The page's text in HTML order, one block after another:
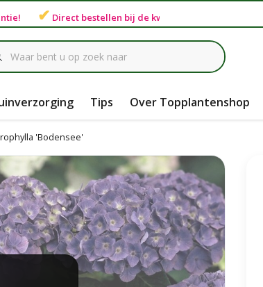
! ✔ Direct bestellen bij de kweker
Tips Over Topplantenshop
'Bodensee'